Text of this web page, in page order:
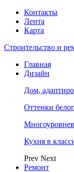
Контакты
Лента
Карта
Строительство и
Главная
Дизайн
Дом,
Оттенки
Кухня в
Prev Next
Ремонт